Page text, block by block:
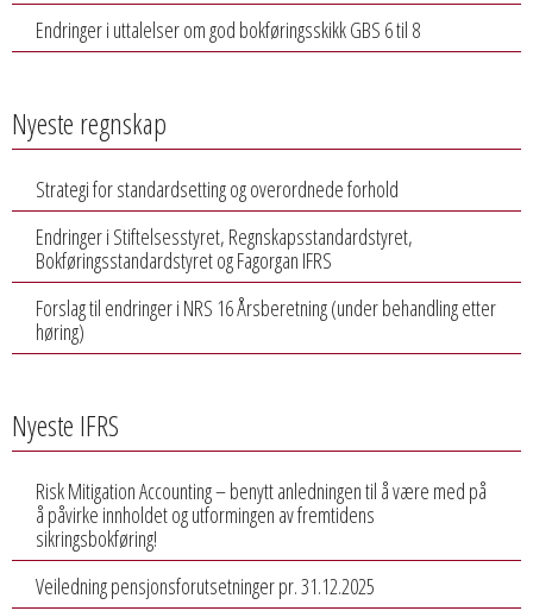
Endringer i uttalelser om god bokføringsskikk GBS 6 til 8
Nyeste regnskap
Strategi for standardsetting og overordnede forhold
Endringer i Stiftelsesstyret, Regnskapsstandardstyret,
Bokføringsstandardstyret og Fagorgan IFRS
Forslag til endringer i NRS 16 Årsberetning (under behandling etter
høring)
Nyeste IFRS
Risk Mitigation Accounting – benytt anledningen til å være med på
å påvirke innholdet og utformingen av fremtidens
sikringsbokføring!
Veiledning pensjonsforutsetninger pr. 31.12.2025